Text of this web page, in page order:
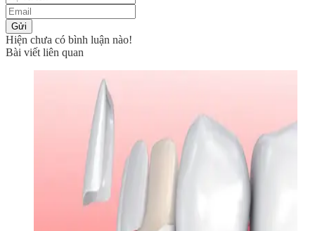
Gửi
Hiện chưa có bình luận nào!
Bài viết liên quan